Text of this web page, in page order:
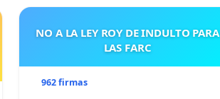
NO A LA LEY ROY DE INDULTO PARA
LAS FARC
962 firmas